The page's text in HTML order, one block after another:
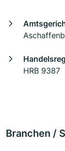
HRB 9387
Branchen /